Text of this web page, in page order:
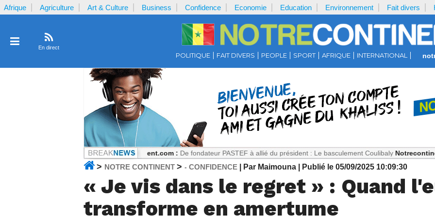
Afrique Agriculture Art & Culture Business Confidence Economie Education Environnement Fait divers
En direct
POLITIQUE FAIT DIVERS PEOPLE SPORT AFRIQUE INTERNATIONAL
Notrecontinent.com : De fondateur PASTEF à allié du président : Le basculement Coulibaly Notrecontinent.com :
> NOTRE CONTINENT > - CONFIDENCE | Par Maimouna | Publié le 05/09/2025 10:09:30
« Je vis dans le regret » : Quand
transforme en amertume